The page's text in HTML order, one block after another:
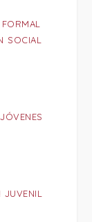
formal
social
juvenil